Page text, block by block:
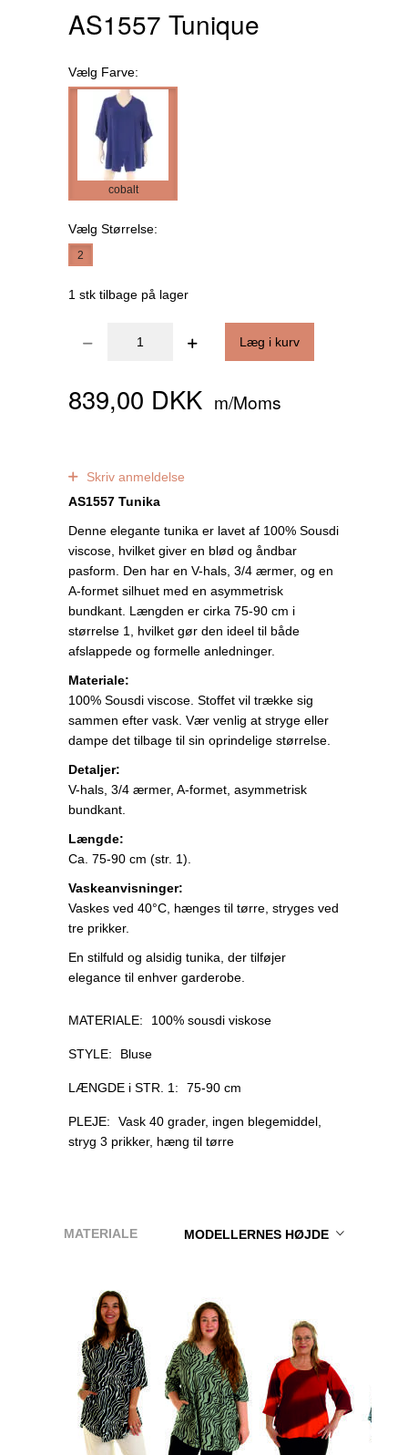
AS1557 Tunique
Vælg Farve:
cobalt
Vælg Størrelse:
2
1 stk tilbage på lager
Læg i kurv
839,00 DKK m/Moms
Skriv anmeldelse
AS1557 Tunika
Denne elegante tunika er lavet af 100% Sousdi
viscose, hvilket giver en blød og åndbar
pasform. Den har en V-hals, 3/4 ærmer, og en
A-formet silhuet med en asymmetrisk
bundkant. Længden er cirka 75-90 cm i
størrelse 1, hvilket gør den ideel til både
afslappede og formelle anledninger.
Materiale:
100% Sousdi viscose. Stoffet vil trække sig
sammen efter vask. Vær venlig at stryge eller
dampe det tilbage til sin oprindelige størrelse.
Detaljer:
V-hals, 3/4 ærmer, A-formet, asymmetrisk
bundkant.
Længde:
Ca. 75-90 cm (str. 1).
Vaskeanvisninger:
Vaskes ved 40°C, hænges til tørre, stryges ved
tre prikker.
En stilfuld og alsidig tunika, der tilføjer
elegance til enhver garderobe.
MATERIALE: 100% sousdi viskose
STYLE: Bluse
LÆNGDE i STR. 1: 75-90 cm
PLEJE:
Vask 40 grader, ingen blegemiddel,
stryg 3 prikker, hæng til tørre
MODELLERNES HØJDE
MATERIALE